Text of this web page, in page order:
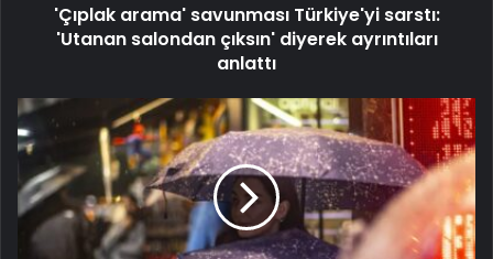
'Çıplak arama' savunması Türkiye'yi sarstı:
'Utanan salondan çıksın' diyerek ayrıntıları
anlattı